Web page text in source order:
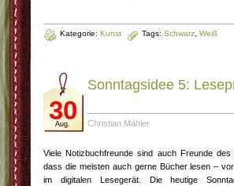
Kategorie: Kunst Tags: Schwarz, Weiß
30
Aug.
Sonntagsidee 5:
Christian Mähler
Viele Notizbuchfreunde sind auch Freunde
dass die meisten auch gerne Bücher lesen –
im digitalen Lesegerät. Die heutige